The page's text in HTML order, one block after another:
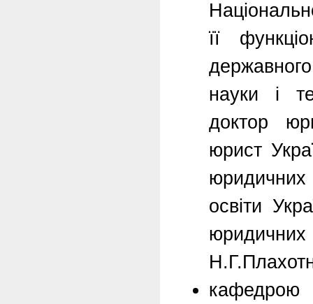
її
науки і
доктор
юрист
освіти
юридичних
кафедрою